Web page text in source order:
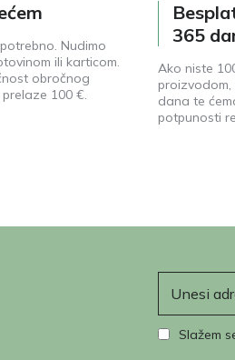
Nudimo
ili karticom.
obročnog
100 €.
365
Ako niste
dana te
potpunosti
Slažem